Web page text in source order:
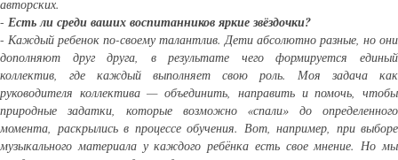
авторских.
- Есть ли среди ваших воспитанников яркие звёздочки?
- Каждый ребенок по-своему талантлив. Дети абсолютно разные, но они
дополняют друг друга, в результате чего формируется единый
коллектив, где каждый выполняет свою роль. Моя задача как
руководителя коллектива — объединить, направить и помочь, чтобы
природные задатки, которые возможно «спали» до определенного
момента, раскрылись в процессе обучения. Вот, например, при выборе
музыкального материала у каждого ребёнка есть свое мнение. Но мы